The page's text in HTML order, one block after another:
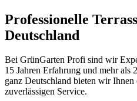
Professionelle
Deutschland
Bei GrünGarten Profi sind wir
15 Jahren Erfahrung und mehr als
ganz Deutschland bieten wir
zuverlässigen Service.